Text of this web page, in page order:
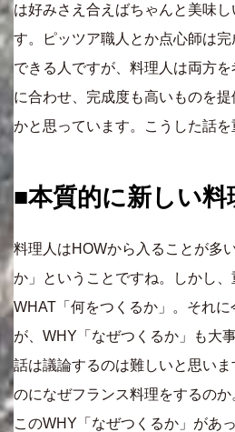
は好みさえ合えばちゃんと美味
す。ピッツア職人とか点心師は
できる人ですが、料理人は両方
に合わせ、完成度も高いものを
かと思っています。こうした話を
■本質的に新しい料
料理人はHOWから入ることが多
か」ということですね。しかし
WHAT「何をつくるか」。それ
が、WHY「なぜつくるか」も大
話は議論するのは難しいと思い
のになぜフランス料理をするのか
このWHY「なぜつくるか」があ